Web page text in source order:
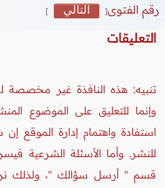
رقم الفتوى[ التالي ]
التعليقات
تنبيه: هذه النافذة غير مخصصة
وإنما للتعليق على الموضوع
استفادة واهتمام إدارة الموقع
للنشر. وأما الأسئلة الشرعية
قسم " أرسل سؤالك "، ولذلك